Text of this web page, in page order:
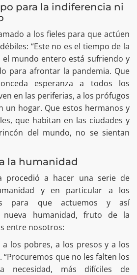
para la indiferencia ni
a los fieles para que actúen
“Este no es el tiempo de la
mundo entero está sufriendo y
para afrontar la pandemia. Que
esperanza a todos los
en las periferias, a los prófugos
un hogar. Que estos hermanos y
que habitan en las ciudades y
del mundo, no se sientan
la humanidad
procedió a hacer una serie de
y en particular a los
para que actuemos y así
nueva humanidad, fruto de la
entre nosotros:
los pobres, a los presos y a los
que no les falten los
necesidad, más difíciles de